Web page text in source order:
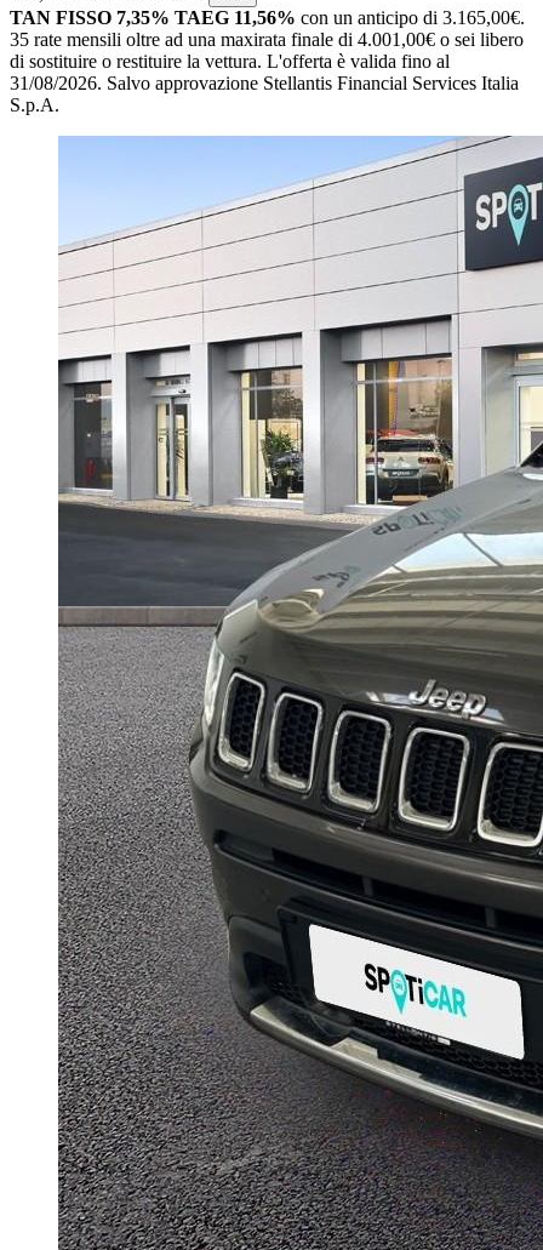
TAN FISSO 7,35% TAEG 11,56% con un anticipo di 3.165,00€.
35 rate mensili oltre ad una maxirata finale di 4.001,00€ o sei libero
di sostituire o restituire la vettura. L'offerta è valida fino al
31/08/2026. Salvo approvazione Stellantis Financial Services Italia
S.p.A.